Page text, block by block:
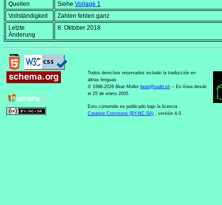
Quellen
Siehe Vorlage 1
Vollständigkeit
Zahlen fehlen ganz
Letzte
Änderung
8. Oktober 2018
Todos derechos reservados incluido la traducción en
altras lenguas
© 1996-2026 Beat Müller beat@sudd.ch -- En línea desde
el 25 de enero 2005.
Esto contenido es publicado bajo la licencia
Creative Commons (BY-NC-SA) , versión 4.0.